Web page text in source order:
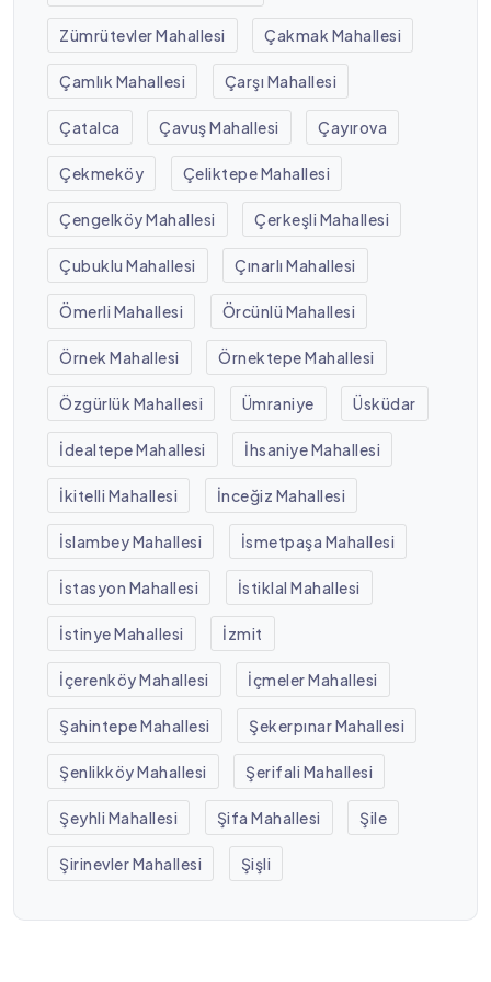
Zümrütevler Mahallesi Çakmak Mahallesi
Çamlık Mahallesi Çarşı Mahallesi
Çatalca Çavuş Mahallesi Çayırova
Çekmeköy Çeliktepe Mahallesi
Çengelköy Mahallesi Çerkeşli Mahallesi
Çubuklu Mahallesi Çınarlı Mahallesi
Ömerli Mahallesi Örcünlü Mahallesi
Örnek Mahallesi Örnektepe Mahallesi
Özgürlük Mahallesi Ümraniye Üsküdar
İdealtepe Mahallesi İhsaniye Mahallesi
İkitelli Mahallesi İnceğiz Mahallesi
İslambey Mahallesi İsmetpaşa Mahallesi
İstasyon Mahallesi İstiklal Mahallesi
İstinye Mahallesi İzmit
İçerenköy Mahallesi İçmeler Mahallesi
Şahintepe Mahallesi Şekerpınar Mahallesi
Şenlikköy Mahallesi Şerifali Mahallesi
Şeyhli Mahallesi Şifa Mahallesi Şile
Şirinevler Mahallesi Şişli